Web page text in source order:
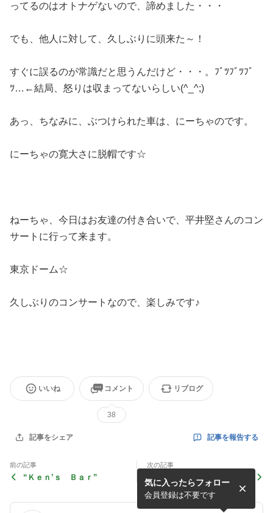
ってるのはオトナゲないので、諦めました・・・
でも、他人に対して、久しぶりに頭来た～！
すぐに誤るのが常識だと思うんだけど・・・。ﾌﾞﾂﾌﾞﾂﾌﾞ
ﾂ…←結局、怒りは収まってないらしい(^_^;)
あっ、ちなみに、ぶつけられた車は、にーちゃのです。
にーちゃの寛大さに脱帽です☆
ねーちゃ、今日はお友達の付き合いで、平井堅さんのコン
サートに行って来ます。
東京ドーム☆
久しぶりのコンサートなので、楽しみです♪
いいね コメント
38
リブログ
記事をシェア 記事を報告する
前の記事
“Ｋｅｎ’ｓ Ｂａｒ”
次の記事
グランチしたよ。
気に入ったらフォロー
会員登録は不要です